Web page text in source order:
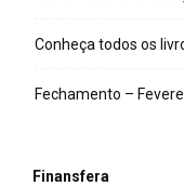
Conheça todos os
Fechamento –
Finansfera